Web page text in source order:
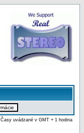
Časy uvádzané v GMT + 1 hodina